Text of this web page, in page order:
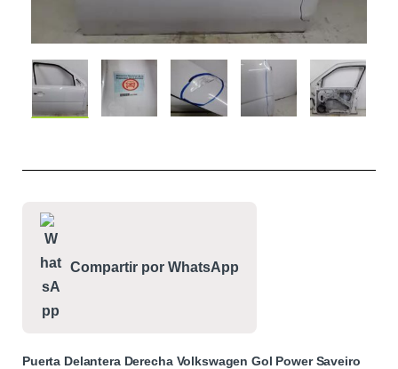
Compartir por WhatsApp
Puerta Delantera Derecha Volkswagen Gol Power Saveiro